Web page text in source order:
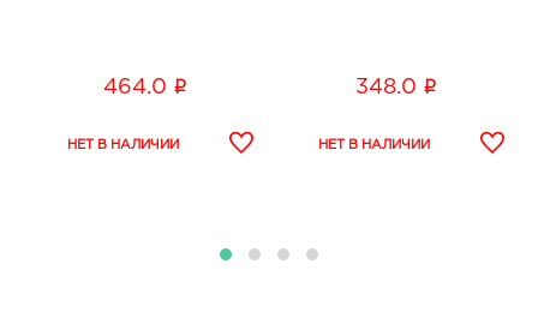
464.0 i 348.0 i